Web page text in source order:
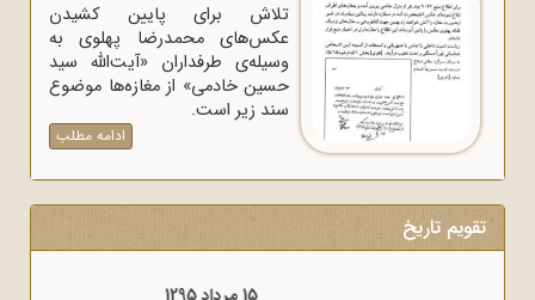
تلاش برای پایین کشیدن
عکس‌های محمدرضا پهلوی به
وسیله‌ی طرفداران «آیت‌الله سید
حسین خادمی» از مغازه‌ها موضوع
سند زیر است.
ادامه مطلب
تقویم تاریخ